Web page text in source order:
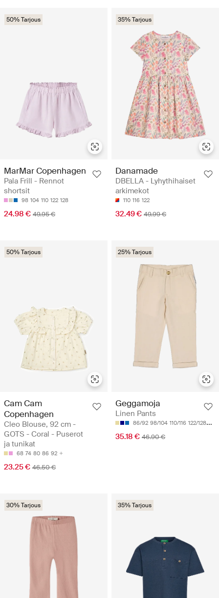
50% Tarjous
MarMar Copenhagen
Pala Frill - Rennot
shortsit
98 104 110 122 128
24.98 € 49.95 €
35% Tarjous
Danamade
DBELLA - Lyhythihaiset
arkimekot
110 116 122
32.49 € 49.99 €
50% Tarjous
Cam Cam
Copenhagen
Cleo Blouse, 92 cm -
GOTS - Coral - Puserot
ja tunikat
68 74 80 86 92
23.25 € 46.50 €
25% Tarjous
Geggamoja
Linen Pants
86/92 98/104 110/116 122/128
35.18 € 46.90 €
30% Tarjous 35% Tarjous